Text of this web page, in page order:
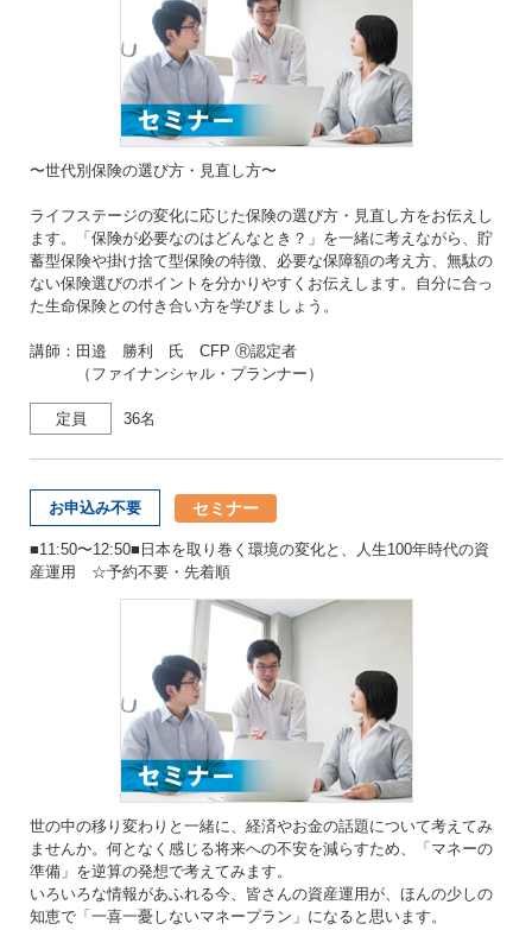
〜世代別保険の選び方・見直し方〜
ライフステージの変化に応じた保険の選び方・見直し方をお伝えし
ます。「保険が必要なのはどんなとき？」を一緒に考えながら、貯
蓄型保険や掛け捨て型保険の特徴、必要な保障額の考え方、無駄の
ない保険選びのポイントを分かりやすくお伝えします。自分に合っ
た生命保険との付き合い方を学びましょう。
講師：田邉 勝利 氏 CFP Ⓡ認定者
（ファイナンシャル・プランナー）
定員 36名
お申込み不要 セミナー
■11:50〜12:50■日本を取り巻く環境の変化と、人生100年時代の資
産運用 ☆予約不要・先着順
世の中の移り変わりと一緒に、経済やお金の話題について考えてみ
ませんか。何となく感じる将来への不安を減らすため、「マネーの
準備」を逆算の発想で考えてみます。
いろいろな情報があふれる今、皆さんの資産運用が、ほんの少しの
知恵で「一喜一憂しないマネープラン」になると思います。